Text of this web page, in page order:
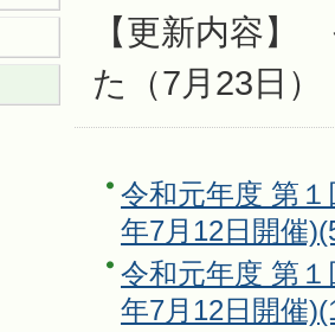
【更新内容】
た（7月23日）
令和元年度 第
年7月12日開催)
令和元年度 第
年7月12日開催)